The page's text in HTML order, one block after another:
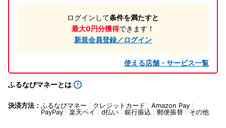
ログインして条件を満たすと
最大0円分獲得できます！
新規会員登録／ログイン
使える店舗・サービス一覧
ふるなびマネーとは
決済方法： ふるなびマネー クレジットカード
Amazon Pay
PayPay
楽天ペイ d払い 銀行振込 郵便振替 その他